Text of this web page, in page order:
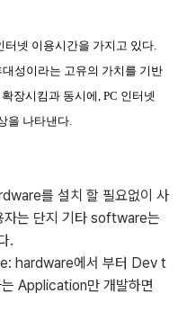
넷 이용시간을 가지고 있다.
성이라는 고유의 가치를 기반
장시킴과 동시에, PC 인터넷
을 나타낸다.
를 설치 할 필요없이 사
자는 단지 기타 software는
.
hardware에서 부터 Dev t
Application만 개발하면